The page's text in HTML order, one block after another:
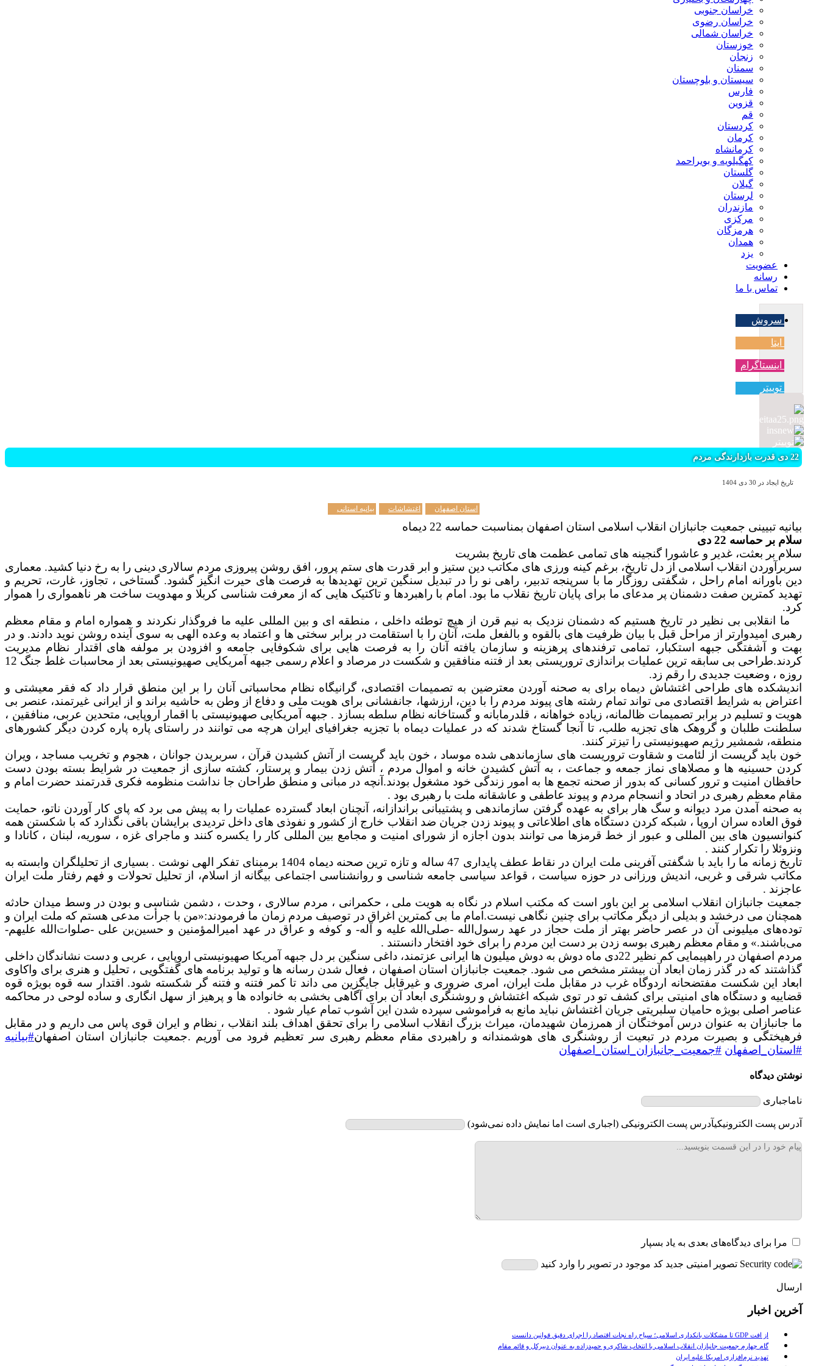
خراسان جنوبی
خراسان رضوی
خراسان شمالی
خوزستان
زنجان
سمنان
سیستان و بلوچستان
فارس
قزوین
قم
کردستان
کرمان
کرمانشاه
کهگیلویه و بویراحمد
گلستان
گیلان
لرستان
مازندران
مرکزی
هرمزگان
همدان
یزد
عضویت
رسانه
تماس با ما
سروش
ایتا
اینستاگرام
توییتر
22 دی قدرت بازدارندگی مردم
تاریخ ایجاد در 30 دی 1404
استان اصفهان اغتشاشات بیانیه استانی
بیانیه تبیینی جمعیت جانبازان انقلاب اسلامی استان اصفهان بمناسبت حماسه 22 دیماه
سلام بر حماسه 22 دی
سلام بر بعثت، غدیر و عاشورا گنجینه های تمامی عظمت های تاریخ بشریت
سربرآوردن انقلاب اسلامی از دل تاریخ، برغم کینه ورزی های مکاتب دین ستیز و ابر قدرت های ستم پرور، افق روشن پیروزی مردم سالاری دینی را به رخ دنیا کشید. معماری
دین باورانه امام راحل ، شگفتی روزگار ما با سرپنجه تدبیر، راهی نو را در تبدیل سنگین ترین تهدیدها به فرصت های حیرت انگیز گشود. گستاخی ، تجاوز، غارت، تحریم و
تهدید کمترین صفت دشمنان پر مدعای ما برای پایان تاریخ نقلاب ما بود. امام با راهبردها و تاکتیک هایی که از معرفت شناسی کربلا و مهدویت ساخت هر ناهمواری را هموار
کرد.
ما انقلابی بی نظیر در تاریخ هستیم که دشمنان نزدیک به نیم قرن از هیچ توطئه داخلی ، منطقه ای و بین المللی علیه ما فروگذار نکردند و همواره امام و مقام معظم
رهبری امیدوارتر از مراحل قبل با بیان ظرفیت های بالقوه و بالفعل ملت، آنان را با استقامت در برابر سختی ها و اعتماد به وعده الهی به سوی آینده روشن نوید دادند. و در
بهت و آشفتگی جبهه استکبار، تمامی ترفندهای پرهزینه و سازمان یافته آنان را به فرصت هایی برای شکوفایی جامعه و افزودن بر مولفه های اقتدار نظام مدیریت
کردند.
طراحی بی سابقه ترین عملیات براندازی تروریستی بعد از فتنه منافقین و شکست در مرصاد و اعلام رسمی جبهه آمریکایی صهیونیستی بعد از محاسبات غلط جنگ 12
روزه ، وضعیت جدیدی را رقم زد.
اندیشکده های طراحی اغتشاش دیماه برای به صحنه آوردن معترضین به تصمیمات اقتصادی، گرانیگاه نظام محاسباتی آنان را بر این منطق قرار داد که فقر معیشتی و
اعتراض به شرایط اقتصادی می تواند تمام رشته های پیوند مردم را با دین، ارزشها، جانفشانی برای هویت ملی و دفاع از وطن به حاشیه براند و از ایرانی غیرتمند، عنصر بی
هویت و تسلیم در برابر تصمیمات ظالمانه، زیاده خواهانه ، قلدرمابانه و گستاخانه نظام سلطه بسازد . جبهه آمریکایی صهیونیستی با اقمار اروپایی، متحدین عربی، منافقین ،
سلطنت طلبان و گروهک های تجزیه طلب، تا آنجا گستاخ شدند که در عملیات دیماه با تجزیه جغرافیای ایران هرچه می توانند در راستای پاره پاره کردن دیگر کشورهای
منطقه، شمشیر رژیم صهیونیستی را تیزتر کنند.
خون باید گریست از لئامت و شقاوت تروریست های سازماندهی شده موساد ، خون باید گریست از آتش کشیدن قرآن ، سربریدن جوانان ، هجوم و تخریب مساجد ، ویران
کردن حسینیه ها و مصلاهای نماز جمعه و جماعت ، به آتش کشیدن خانه و اموال مردم ، آتش زدن بیمار و پرستار، کشته سازی از جمعیت در شرایط بسته بودن دست
حافظان امنیت و ترور کسانی که بدور از صحنه تجمع ها به امور زندگی خود مشغول بودند. آنچه در مبانی و منطق طراحان جا نداشت منظومه فکری قدرتمند حضرت امام و
مقام معظم رهبری در اتحاد و انسجام مردم و پیوند عاطفی و عاشقانه ملت با رهبری بود .
به صحنه آمدن مرد دیوانه و سگ هار برای به عهده گرفتن سازماندهی و پشتیبانی براندازانه، آنچنان ابعاد گسترده عملیات را به پیش می برد که پای کار آوردن ناتو، حمایت
فوق العاده سران اروپا ، شبکه کردن دستگاه های اطلاعاتی و پیوند زدن جریان ضد انقلاب خارج از کشور و نفوذی های داخل تردیدی برایشان باقی نگذارد که با شکستن همه
کنوانسیون های بین المللی و عبور از خط قرمزها می توانند بدون اجازه از شورای امنیت و مجامع بین المللی کار را یکسره کنند و ماجرای غزه ، سوریه، لبنان ، کانادا و
ونزوئلا را تکرار کنند .
تاریخ زمانه ما را باید با شگفتی آفرینی ملت ایران در نقاط عطف پایداری 47 ساله و تازه ترین صحنه دیماه 1404 برمبنای تفکر الهی نوشت . بسیاری از تحلیلگران وابسته به
مکاتب شرقی و غربی، اندیش ورزانی در حوزه سیاست ، قواعد سیاسی جامعه شناسی و روانشناسی اجتماعی بیگانه از اسلام، از تحلیل تحولات و فهم رفتار ملت ایران
عاجزند .
جمعیت جانبازان انقلاب اسلامی بر این باور است که مکتب اسلام در نگاه به هویت ملی ، حکمرانی ، مردم سالاری ، وحدت ، دشمن شناسی و بودن در وسط میدان حادثه
همچنان می درخشد و بدیلی از دیگر مکاتب برای چنین نگاهی نیست. امام ما بی کمترین اغراق در توصیف مردم زمان ما فرمودند:«‌من با جرأت مدعی هستم که ملت ایران و
توده‌های میلیونی آن در عصر حاضر بهتر از ملت حجاز در عهد رسول‌الله -‌صلی‌الله علیه و آله- و کوفه و عراق در عهد امیرالمؤمنین و حسین‌بن علی -‌صلوات‌الله علیهم‌-
می‌باشند.» و مقام معظم رهبری بوسه زدن بر دست این مردم را برای خود افتخار دانستند .
مردم اصفهان در راهپیمایی کم نظیر 22دی ماه دوش به دوش میلیون ها ایرانی عزتمند، داغی سنگین بر دل جبهه آمریکا صهیونیستی اروپایی ، عربی و دست نشاندگان داخلی
گذاشتند که در گذر زمان ابعاد آن بیشتر مشخص می شود. جمعیت جانبازان استان اصفهان ، فعال شدن رسانه ها و تولید برنامه های گفتگویی ، تحلیل و هنری برای واکاوی
ابعاد این شکست مفتضحانه اردوگاه غرب در مقابل ملت ایران، امری ضروری و غیرقابل جایگزین می داند تا کمر فتنه و فتنه گر شکسته شود.
اقتدار سه قوه بویژه قوه
قضاییه و دستگاه های امنیتی برای کشف تو در توی شبکه اغتشاش و روشنگری ابعاد آن برای آگاهی بخشی به خانواده ها و پرهیز از سهل انگاری و ساده لوحی در محاکمه
عناصر اصلی بویژه حامیان سلبریتی جریان اغتشاش نباید مانع به فراموشی سپرده شدن این آشوب تمام عیار شود .
ما جانبازان به عنوان درس آموختگان از همرزمان شهیدمان، میراث بزرگ انقلاب اسلامی را برای تحقق اهداف بلند انقلاب ، نظام و ایران قوی پاس می داریم و در مقابل
فرهیختگی و بصیرت مردم در تبعیت از روشنگری های هوشمندانه و راهبردی مقام معظم رهبری سر تعظیم فرود می آوریم .جمعیت جانبازان استان اصفهان#بیانیه
#استان_اصفهان #جمعیت_جانبازان_استان_اصفهان
نوشتن دیدگاه
ناماجباری
آدرس پست الکترونیکیآدرس پست الکترونیکی (اجباری است اما نمایش داده نمی‌شود)
مرا برای دیدگاه‌های بعدی به یاد بسپار
تصویر امنیتی جدید کد موجود در تصویر را وارد کنید
ارسال
آخرین اخبار
از افت GDP تا مشکلات بانکداری اسلامی؛ سیاح راه نجات اقتصاد را اجرای دقیق قوانین دانست
گام چهارم جمعیت جانبازان انقلاب اسلامی با انتخاب شاکری و حمیدزاده به عنوان دبیرکل و قائم مقام
تهدید نرم‌افزاری امریکا علیه ایران